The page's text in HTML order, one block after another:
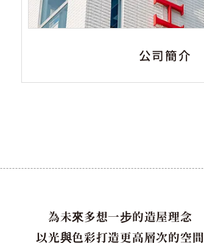
公司簡介
為未來多想一步的造屋理念
以光與色彩打造更高層次的空間